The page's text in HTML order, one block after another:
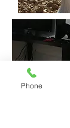
Phone